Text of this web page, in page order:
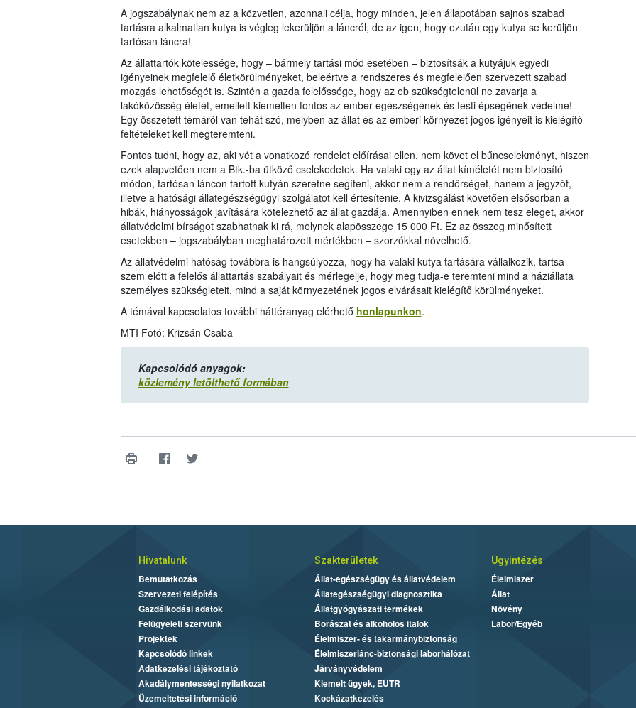
A jogszabálynak nem az a közvetlen, azonnali célja, hogy minden, jelen állapotában sajnos szabad
tartásra alkalmatlan kutya is végleg lekerüljön a láncról, de az igen, hogy ezután egy kutya se kerüljön
tartósan láncra!
Az állattartók kötelessége, hogy – bármely tartási mód esetében – biztosítsák a kutyájuk egyedi
igényeinek megfelelő életkörülményeket, beleértve a rendszeres és megfelelően szervezett szabad
mozgás lehetőségét is. Szintén a gazda felelőssége, hogy az eb szükségtelenül ne zavarja a
lakóközösség életét, emellett kiemelten fontos az ember egészségének és testi épségének védelme!
Egy összetett témáról van tehát szó, melyben az állat és az emberi környezet jogos igényeit is kielégítő
feltételeket kell megteremteni.
Fontos tudni, hogy az, aki vét a vonatkozó rendelet előírásai ellen, nem követ el bűncselekményt, hiszen
ezek alapvetően nem a Btk.-ba ütköző cselekedetek. Ha valaki egy az állat kíméletét nem biztosító
módon, tartósan láncon tartott kutyán szeretne segíteni, akkor nem a rendőrséget, hanem a jegyzőt,
illetve a hatósági állategészségügyi szolgálatot kell értesítenie. A kivizsgálást követően elsősorban a
hibák, hiányosságok javítására kötelezhető az állat gazdája. Amennyiben ennek nem tesz eleget, akkor
állatvédelmi bírságot szabhatnak ki rá, melynek alapösszege 15 000 Ft. Ez az összeg minősített
esetekben – jogszabályban meghatározott mértékben – szorzókkal növelhető.
Az állatvédelmi hatóság továbbra is hangsúlyozza, hogy ha valaki kutya tartására vállalkozik, tartsa
szem előtt a felelős állattartás szabályait és mérlegelje, hogy meg tudja-e teremteni mind a háziállata
személyes szükségleteit, mind a saját környezetének jogos elvárásait kielégítő körülményeket.
A témával kapcsolatos további háttéranyag elérhető honlapunkon.
MTI Fotó: Krizsán Csaba
Kapcsolódó anyagok:
közlemény letölthető formában
Hivatalunk
Bemutatkozás
Szervezeti felépítés
Gazdálkodási adatok
Felügyeleti szervünk
Projektek
Kapcsolódó linkek
Adatkezelési tájékoztató
Akadálymentességi nyilatkozat
Üzemeltetési információ
Szakterületek
Állat-egészségügy és állatvédelem
Állategészségügyi diagnosztika
Állatgyógyászati termékek
Borászat és alkoholos italok
Élelmiszer- és takarmánybiztonság
Élelmiszerlánc-biztonsági laborhálózat
Járványvédelem
Kiemelt ügyek, EUTR
Kockázatkezelés
Ügyintézés
Élelmiszer
Állat
Növény
Labor/Egyéb